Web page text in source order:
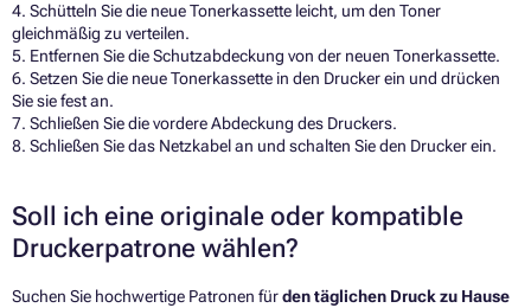
4. Schütteln Sie die neue Tonerkassette leicht, um den Toner
gleichmäßig zu verteilen.
5. Entfernen Sie die Schutzabdeckung von der neuen Tonerkassette.
6. Setzen Sie die neue Tonerkassette in den Drucker ein und drücken
Sie sie fest an.
7. Schließen Sie die vordere Abdeckung des Druckers.
8. Schließen Sie das Netzkabel an und schalten Sie den Drucker ein.
Soll ich eine originale oder kompatible
Druckerpatrone wählen?
Suchen Sie hochwertige Patronen fürden täglichen Druck zu Hause